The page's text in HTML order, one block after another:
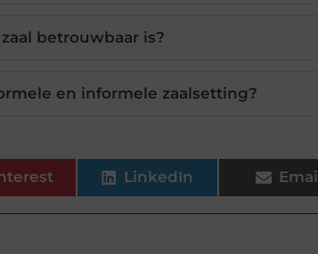
betrouwbaar is?
en informele zaalsetting?
LinkedIn Email